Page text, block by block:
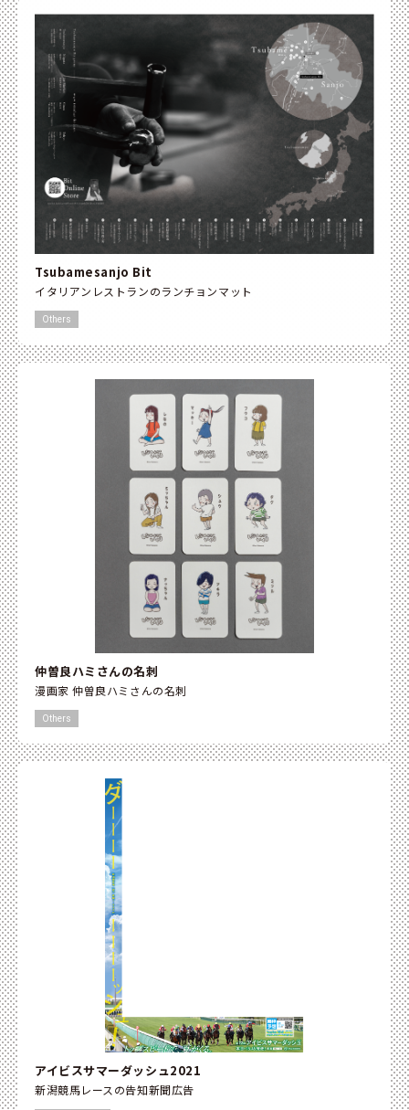
Tsubamesanjo Bit
イタリアンレストランのランチョンマット
Others
仲曽良ハミさんの名刺
漫画家 仲曽良ハミさんの名刺
Others
アイビスサマーダッシュ2021
新潟競馬レースの告知新聞広告